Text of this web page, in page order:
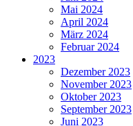
Mai 2024
April 2024
März 2024
Februar 2024
2023
Dezember 2023
November 2023
Oktober 2023
September 2023
Juni 2023